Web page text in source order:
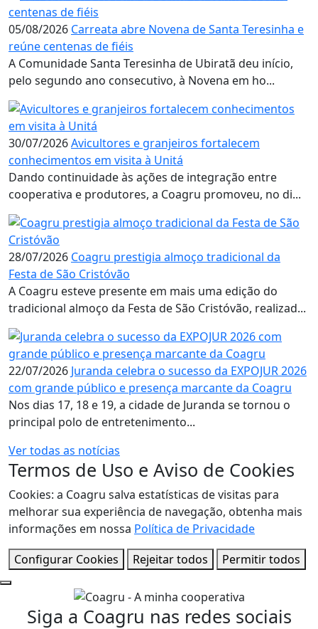
05/08/2026 Carreata abre Novena de Santa Teresinha e
reúne centenas de fiéis
A Comunidade Santa Teresinha de Ubiratã deu início,
pelo segundo ano consecutivo, à Novena em ho...
30/07/2026Avicultores e granjeiros fortalecem
conhecimentos em visita à Unitá
Dando continuidade às ações de integração entre
cooperativa e produtores, a Coagru promoveu, no di...
28/07/2026 Coagru prestigia almoço tradicional da
Festa de São Cristóvão
A Coagru esteve presente em mais uma edição do
tradicional almoço da Festa de São Cristóvão, realizad...
22/07/2026 Juranda celebra o sucesso da EXPOJUR 2026
com grande público e presença marcante da Coagru
Nos dias 17, 18 e 19, a cidade de Juranda se tornou o
principal polo de entretenimento...
Ver todas as notícias
Termos de Uso e Aviso de Cookies
Cookies: a Coagru salva estatísticas de visitas para
melhorar sua experiência de navegação, obtenha mais
informações em nossa Política de Privacidade
Configurar Cookies
Rejeitar todos Permitir todos
Siga a Coagru nas redes sociais